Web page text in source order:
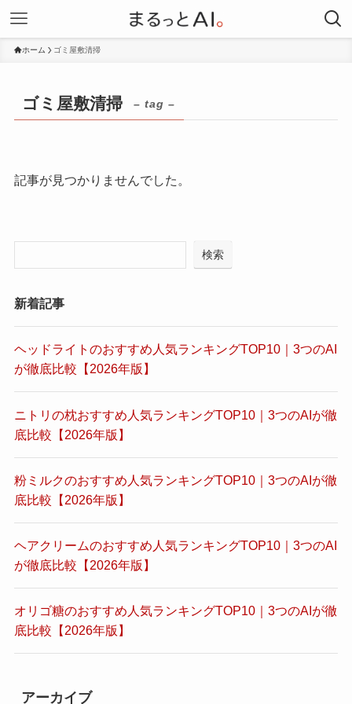
ホーム ゴミ屋敷清掃
ゴミ屋敷清掃 – tag –
記事が見つかりませんでした。
検索
新着記事
ヘッドライトのおすすめ人気ランキングTOP10｜3つのAI
が徹底比較【2026年版】
ニトリの枕おすすめ人気ランキングTOP10｜3つのAIが徹
底比較【2026年版】
粉ミルクのおすすめ人気ランキングTOP10｜3つのAIが徹
底比較【2026年版】
ヘアクリームのおすすめ人気ランキングTOP10｜3つのAI
が徹底比較【2026年版】
オリゴ糖のおすすめ人気ランキングTOP10｜3つのAIが徹
底比較【2026年版】
アーカイブ